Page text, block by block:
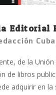
Editorial
de la
de libros
adquirir en la